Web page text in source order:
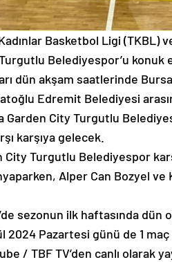
Basketbol Ligi (TKBL)
Belediyespor’u konuk
dün akşam saatlerinde
Edremit Belediyesi
Garden City Turgutlu
karşıya gelecek.
City Turgutlu Belediyespor
Alper Can Bozyel ve
sezonun ilk haftasında dün
2024 Pazartesi günü de 1
/ TBF TV’den canlı olarak